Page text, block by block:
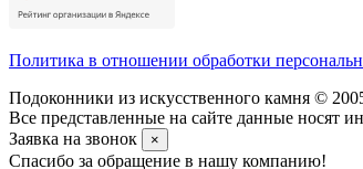
Политика в отношении обработки
Подоконники из искусственного камня ©
Все представленные на сайте данные носят
Заявка на звонок
×
Спасибо за обращение в нашу компанию!